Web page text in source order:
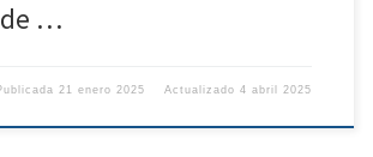
…
21 enero 2025 Actualizado4 abril 2025